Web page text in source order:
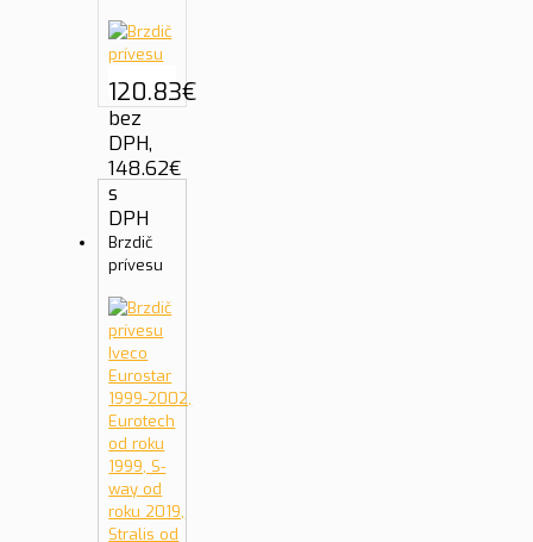
120.83€
bez
DPH,
148.62€
s
DPH
Brzdič
prívesu